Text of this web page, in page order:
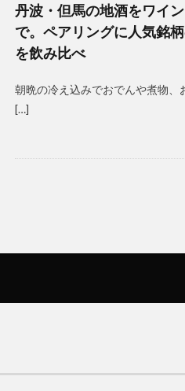
丹波・但馬の地酒をワイ
で。ペアリングに人気銘
を飲み比べ
朝晩の冷え込みでおでんや煮物、
[…]